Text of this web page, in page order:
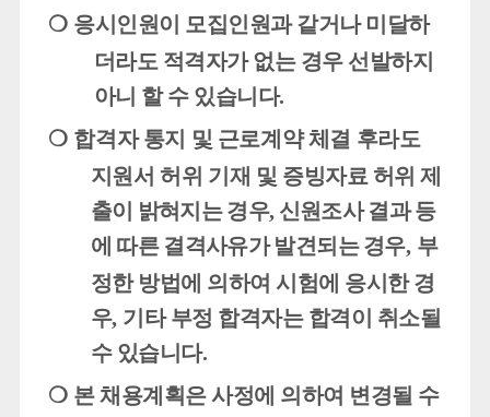
❍ 응시인원이 모집인원과 같거나 미달하
더라도 적격자가 없는 경우 선발하지
아니 할 수 있습니다.
❍ 합격자 통지 및 근로계약 체결 후라도
지원서 허위 기재 및 증빙자료 허위 제
출이 밝혀지는 경우, 신원조사 결과 등
에 따른 결격사유가 발견되는 경우, 부
정한 방법에 의하여 시험에 응시한 경
우, 기타 부정 합격자는 합격이 취소될
수 있습니다.
❍ 본 채용계획은 사정에 의하여 변경될 수